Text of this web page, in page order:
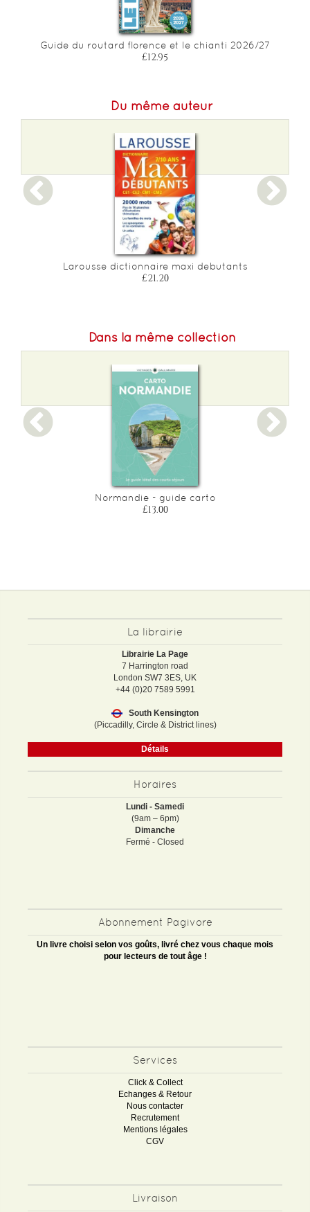
Guide du routard florence et le chianti 2026/27
£12.95
Du même auteur
Larousse dictionnaire maxi debutants
£21.20
Dans la même collection
Normandie - guide carto
£13.00
La librairie
Librairie La Page
7 Harrington road
London SW7 3ES, UK
+44 (0)20 7589 5991
South Kensington
(Piccadilly, Circle & District lines)
Détails
Horaires
Lundi - Samedi
(9am – 6pm)
Dimanche
Fermé - Closed
Abonnement Pagivore
Un livre choisi selon vos goûts, livré chez vous chaque mois
pour lecteurs de tout âge !
Services
Click & Collect
Echanges & Retour
Nous contacter
Recrutement
Mentions légales
CGV
Livraison